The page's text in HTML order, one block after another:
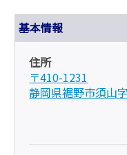
基本情報
住所
〒410-1231
静岡県裾野市須山